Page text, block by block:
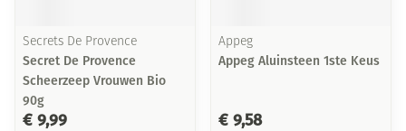
Secrets De Provence
Secret De Provence
Scheerzeep Vrouwen Bio
90g
€ 9,99
Appeg
Appeg Aluinsteen 1ste Keus
€ 9,58